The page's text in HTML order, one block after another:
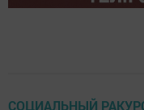
СОЦИАЛЬНЫЙ